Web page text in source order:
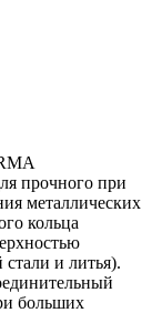
прочного при
металлических
кольца
и литья).
больших